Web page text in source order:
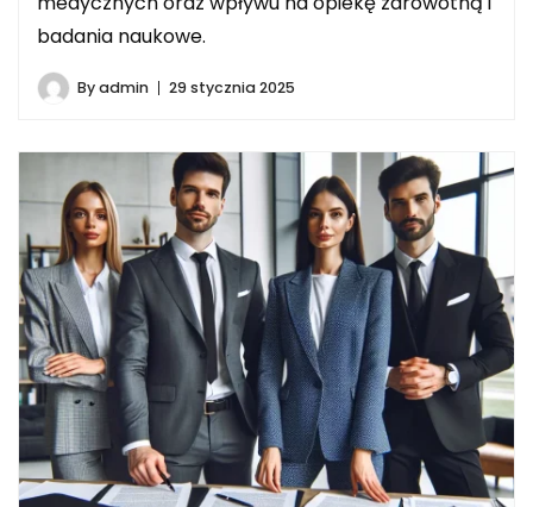
badania naukowe.
Byadmin 29 stycznia 2025